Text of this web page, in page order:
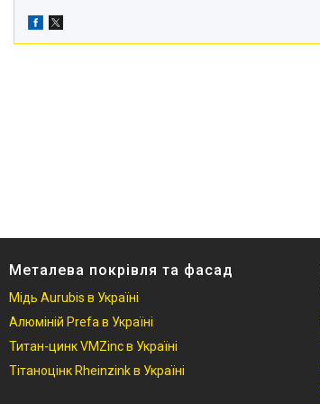
Металева покрівля та фасад
Мідь Aurubis в Україні
Алюміній Prefa в Україні
Титан-цинк VMZinc в Україні
Тітаноцінк Rheinzink в Україні